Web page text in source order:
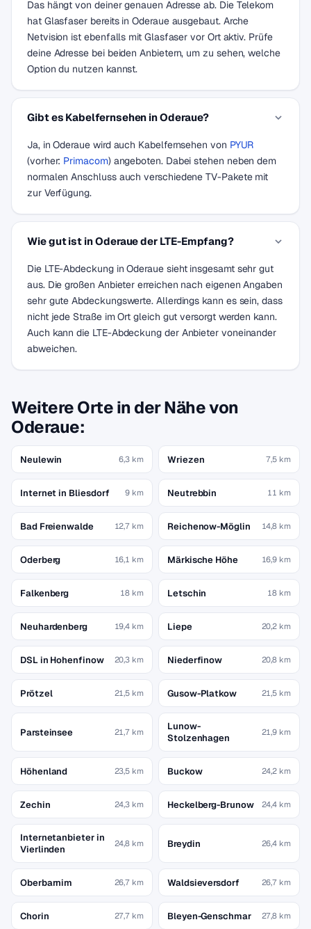
Das hängt von deiner genauen Adresse ab. Die Telekom
hat Glasfaser bereits in Oderaue ausgebaut. Arche
Netvision ist ebenfalls mit Glasfaser vor Ort aktiv. Prüfe
deine Adresse bei beiden Anbietern, um zu sehen, welche
Option du nutzen kannst.
Gibt es Kabelfernsehen in Oderaue?
Ja, in Oderaue wird auch Kabelfernsehen von PYUR
(vorher: Primacom) angeboten. Dabei stehen neben dem
normalen Anschluss auch verschiedene TV-Pakete mit
zur Verfügung.
Wie gut ist in Oderaue der LTE-Empfang?
Die LTE-Abdeckung in Oderaue sieht insgesamt sehr gut
aus. Die großen Anbieter erreichen nach eigenen Angaben
sehr gute Abdeckungswerte. Allerdings kann es sein, dass
nicht jede Straße im Ort gleich gut versorgt werden kann.
Auch kann die LTE-Abdeckung der Anbieter voneinander
abweichen.
Weitere Orte in der Nähe von
Oderaue:
Neulewin 6,3 km Wriezen 7,5 km
Internet in Bliesdorf 9 km Neutrebbin 11 km
Bad Freienwalde 12,7 km Reichenow-Möglin 14,8 km
Oderberg 16,1 km Märkische Höhe 16,9 km
Falkenberg 18 km Letschin 18 km
Neuhardenberg 19,4 km Liepe 20,2 km
DSL in Hohenfinow 20,3 km Niederfinow 20,8 km
Prötzel 21,5 km Gusow-Platkow 21,5 km
Parsteinsee 21,7 km
Lunow-
Stolzenhagen
21,9 km
Höhenland 23,5 km Buckow 24,2 km
Zechin 24,3 km Heckelberg-Brunow 24,4 km
Internetanbieter in
Vierlinden
24,8 km Breydin 26,4 km
Oberbarnim 26,7 km Waldsieversdorf 26,7 km
Chorin 27,7 km Bleyen-Genschmar 27,8 km